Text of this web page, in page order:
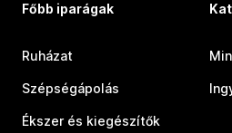
Főbb iparágak
Ruházat
Szépségápolás
Ékszer és kiegészítők